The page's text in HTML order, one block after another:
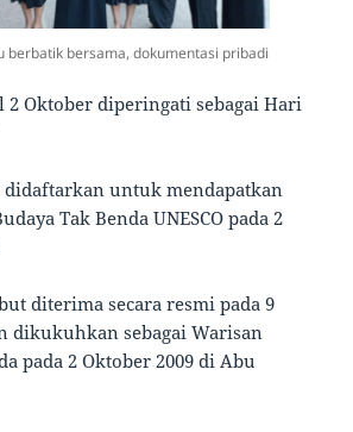
berbatik bersama, dokumentasi pribadi
2 Oktober diperingati sebagai Hari
untuk mendapatkan
Tak Benda UNESCO pada 2
diterima secara resmi pada 9
dikukuhkan sebagai Warisan
pada 2 Oktober 2009 di Abu